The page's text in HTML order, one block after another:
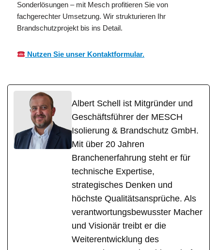
Sonderlösungen – mit Mesch profitieren Sie von
fachgerechter Umsetzung. Wir strukturieren Ihr
Brandschutzprojekt bis ins Detail.
Nutzen Sie unser Kontaktformular.
Albert Schell ist Mitgründer und
Geschäftsführer der MESCH
Isolierung & Brandschutz GmbH.
Mit über 20 Jahren
Branchenerfahrung steht er für
technische Expertise,
strategisches Denken und
höchste Qualitätsansprüche. Als
verantwortungsbewusster Macher
und Visionär treibt er die
Weiterentwicklung des